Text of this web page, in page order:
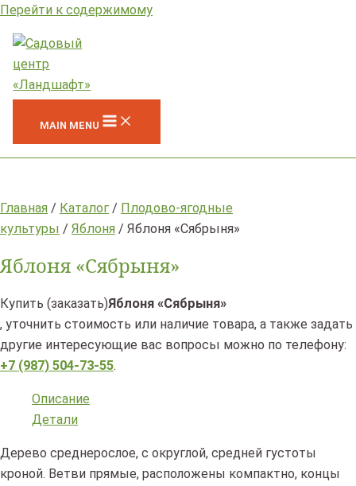
Перейти к содержимому
MAIN MENU
Главная / Каталог/ Плодово-ягодные
культуры / Яблоня / Яблоня «Сябрыня»
Яблоня «Сябрыня»
Купить (заказать)Яблоня «Сябрыня»
, уточнить стоимость или наличие товара, а также задать
другие интересующие вас вопросы можно по телефону:
+7 (987) 504-73-55.
Описание
Детали
Дерево среднерослое, с округлой, средней густоты
кроной. Ветви прямые, расположены компактно, концы